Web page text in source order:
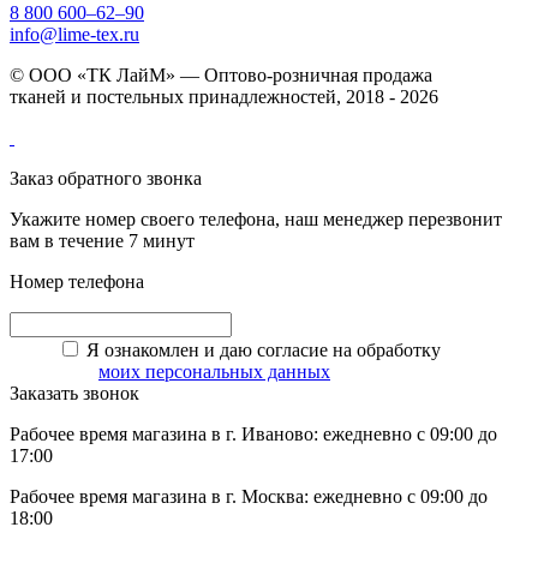
8 800 600–62–90
info@lime-tex.ru
© ООО «ТК ЛайМ» — Оптово-розничная продажа
тканей и постельных принадлежностей, 2018 - 2026
Заказ обратного звонка
Укажите номер своего телефона, наш менеджер перезвонит
вам в течение 7 минут
Номер телефона
Я ознакомлен и даю согласие на обработку
моих персональных данных
Заказать звонок
Рабочее время магазина в г. Иваново: ежедневно с 09:00 до
17:00
Рабочее время магазина в г. Москва: ежедневно с 09:00 до
18:00